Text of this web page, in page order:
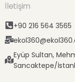
İletişim
+90 216 564 3565
Eyüp Sultan,
Sancaktepe/